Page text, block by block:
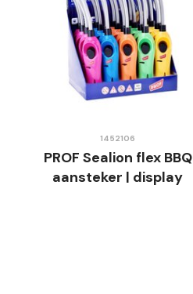
1452106
PROF Sealion flex BBQ
aansteker | display